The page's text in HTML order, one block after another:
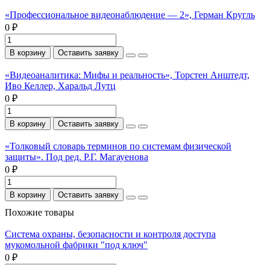
«Профессиональное видеонаблюдение — 2», Герман Кругль
0 ₽
В корзину Оставить заявку
«Видеоаналитика: Мифы и реальность», Торстен Анштедт,
Иво Келлер, Харальд Лутц
0 ₽
В корзину Оставить заявку
«Толковый словарь терминов по системам физической
защиты». Под ред. Р.Г. Магауенова
0 ₽
В корзину Оставить заявку
Похожие товары
Система охраны, безопасности и контроля доступа
мукомольной фабрики "под ключ"
0 ₽